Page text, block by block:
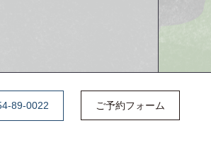
89-0022 ご予約フォーム